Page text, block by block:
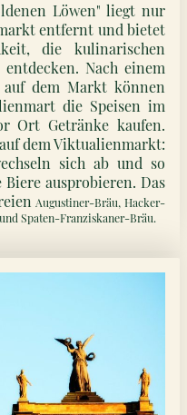
Löwen" liegt nur
entfernt und bietet
die kulinarischen
Nach einem
auf dem Markt können
die Speisen im
Ort Getränke kaufen.
dem Viktualienmarkt:
sich ab und so
ausprobieren. Das
Augustiner-Bräu, Hacker-
Spaten-Franziskaner-Bräu.